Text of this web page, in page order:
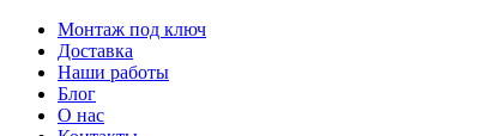
Монтаж под ключ
Доставка
Наши работы
Блог
О нас